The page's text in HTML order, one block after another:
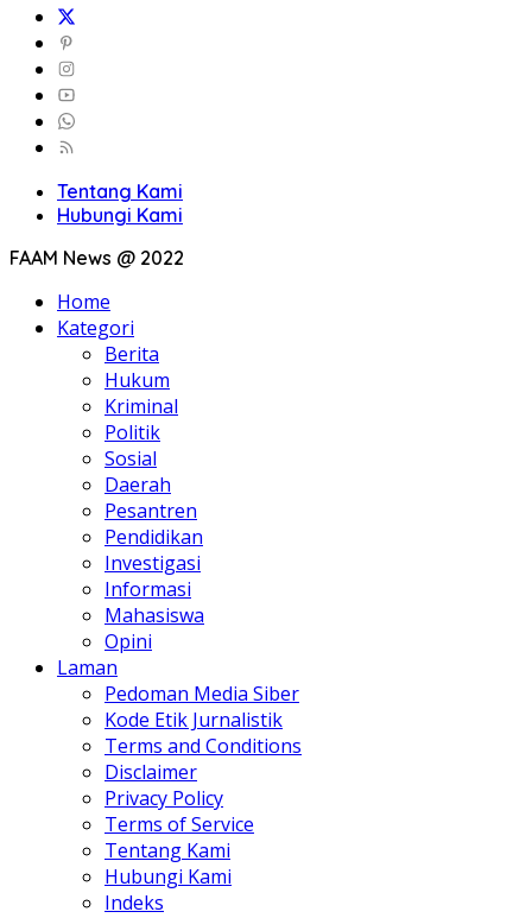
Tentang Kami
Hubungi Kami
FAAM News @ 2022
Home
Kategori
Berita
Hukum
Kriminal
Politik
Sosial
Daerah
Pesantren
Pendidikan
Investigasi
Informasi
Mahasiswa
Opini
Laman
Pedoman Media Siber
Kode Etik Jurnalistik
Terms and Conditions
Disclaimer
Privacy Policy
Terms of Service
Tentang Kami
Hubungi Kami
Indeks